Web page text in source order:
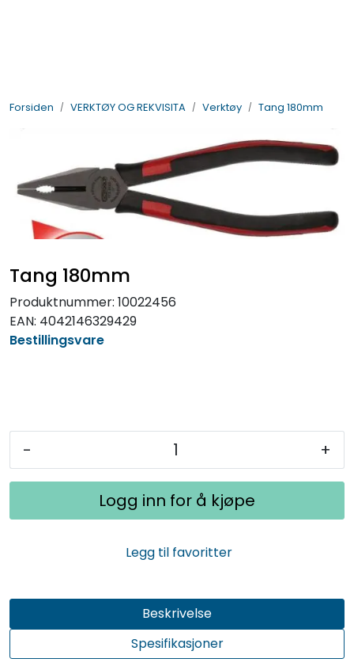
Forsiden VERKTØY OG REKVISITA Verktøy Tang 180mm
Tang 180mm
Produktnummer: 10022456
EAN: 4042146329429
Bestillingsvare
- +
Logg inn for å kjøpe
Legg til favoritter
Beskrivelse
Spesifikasjoner
ELEKTRISK
PÅBYGG OG CHASSIS
SIKKERHET
KONTAKT OSS
TILBUD